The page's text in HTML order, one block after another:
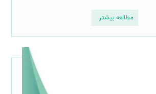
مطالعه بیشتر